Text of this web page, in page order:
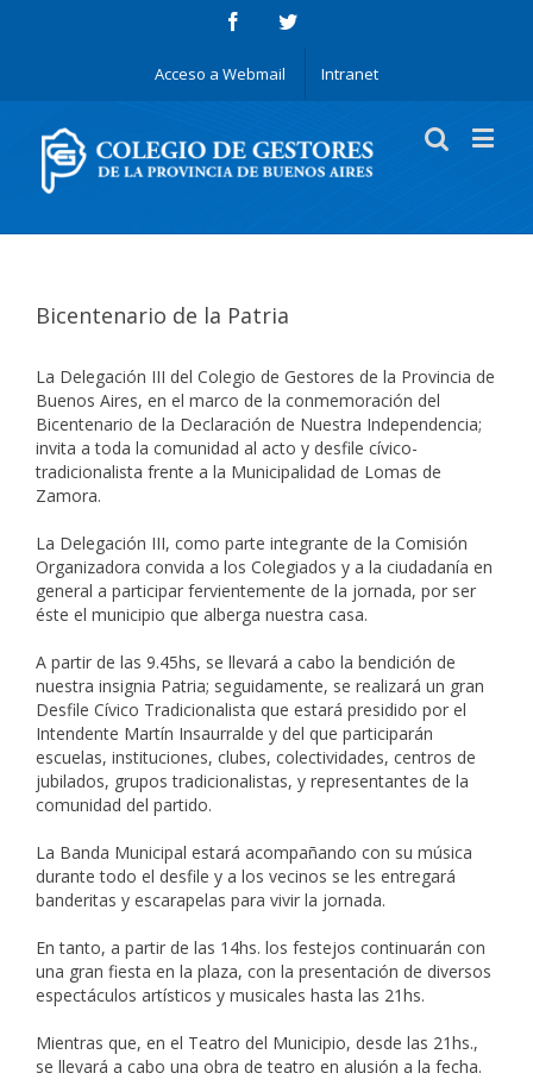
Acceso a Webmail Intranet
Bicentenario de la Patria
La Delegación III del Colegio de Gestores de la Provincia de
Buenos Aires, en el marco de la conmemoración del
Bicentenario de la Declaración de Nuestra Independencia;
invita a toda la comunidad al acto y desfile cívico-
tradicionalista frente a la Municipalidad de Lomas de
Zamora.
La Delegación III, como parte integrante de la Comisión
Organizadora convida a los Colegiados y a la ciudadanía en
general a participar fervientemente de la jornada, por ser
éste el municipio que alberga nuestra casa.
A partir de las 9.45hs, se llevará a cabo la bendición de
nuestra insignia Patria; seguidamente, se realizará un gran
Desfile Cívico Tradicionalista que estará presidido por el
Intendente Martín Insaurralde y del que participarán
escuelas, instituciones, clubes, colectividades, centros de
jubilados, grupos tradicionalistas, y representantes de la
comunidad del partido.
La Banda Municipal estará acompañando con su música
durante todo el desfile y a los vecinos se les entregará
banderitas y escarapelas para vivir la jornada.
En tanto, a partir de las 14hs. los festejos continuarán con
una gran fiesta en la plaza, con la presentación de diversos
espectáculos artísticos y musicales hasta las 21hs.
Mientras que, en el Teatro del Municipio, desde las 21hs.,
se llevará a cabo una obra de teatro en alusión a la fecha.